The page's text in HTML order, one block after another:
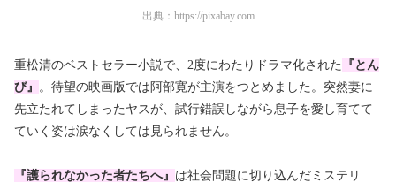
出典： https://pixabay.com
重松清のベストセラー小説で、2度にわたりドラマ化された
『とん
び』 。待望の映画版では阿部寛が主演をつとめました。突然妻に
先立たれてしまったヤスが、試行錯誤しながら息子を愛し育てて
ていく姿は涙なくしては見られません。
『護られなかった者たちへ』 は社会問題に切り込んだミステリ